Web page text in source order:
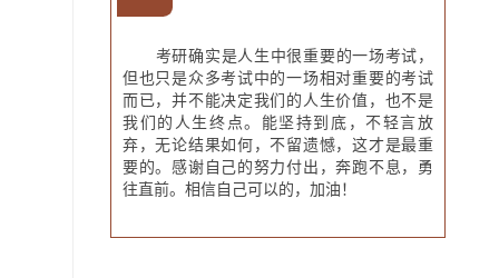
考研确实是人生中很重要的一场考试，
但也只是众多考试中的一场相对重要的考试
而已，并不能决定我们的人生价值，也不是
我们的人生终点。能坚持到底，不轻言放
弃，无论结果如何，不留遗憾，这才是最重
要的。感谢自己的努力付出，奔跑不息，勇
往直前。相信自己可以的，加油！